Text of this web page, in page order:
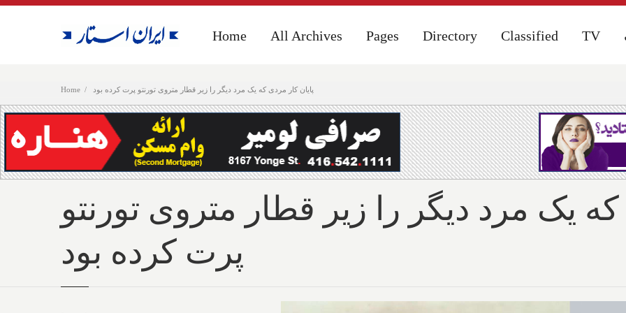
Home پایان کار مردی که یک مرد دیگر را زیر قطار متروی تورنتو پرت کرده بود
Home All Archives Pages Directory Classified TV
Home All Archives Pages Directory Classified TV
که یک مرد دیگر را زیر قطار متروی تورنتو
پرت کرده بود